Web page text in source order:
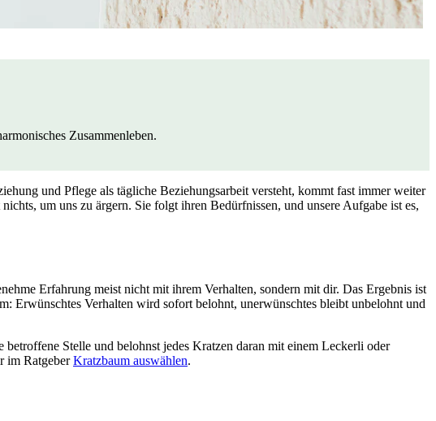
Zusammenleben.
und Pflege als tägliche Beziehungsarbeit versteht, kommt fast immer weiter
um uns zu ärgern. Sie folgt ihren Bedürfnissen, und unsere Aufgabe ist es,
Erfahrung meist nicht mit ihrem Verhalten, sondern mit dir. Das Ergebnis ist
Erwünschtes Verhalten wird sofort belohnt, unerwünschtes bleibt unbelohnt und
Stelle und belohnst jedes Kratzen daran mit einem Leckerli oder
im RatgeberKratzbaum auswählen.